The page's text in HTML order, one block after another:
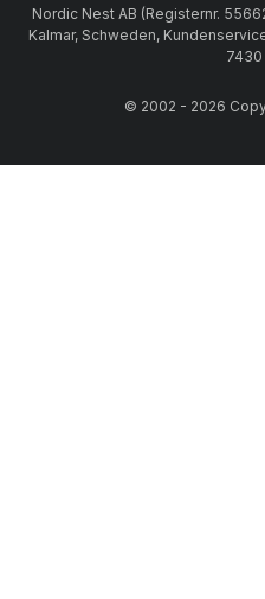
Nordic Nest AB (Registernr.
Kalmar, Schweden,
© 2002 - 2026